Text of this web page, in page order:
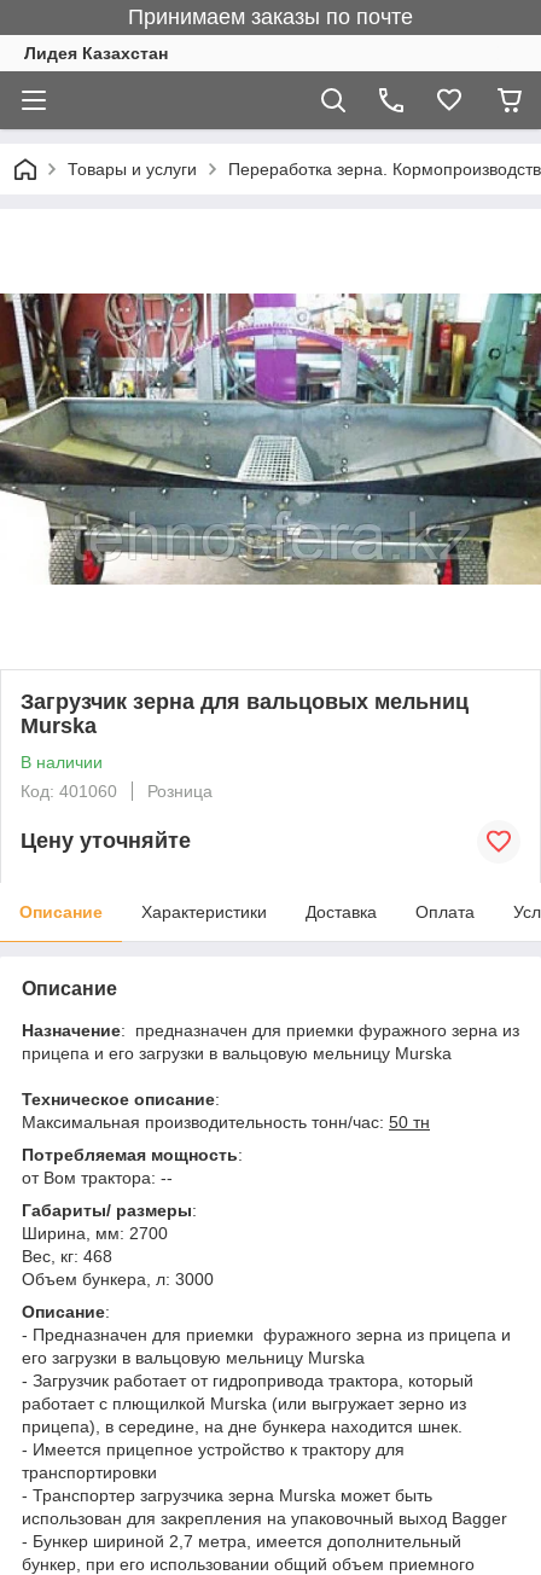
Принимаем заказы по почте
Лидея Казахстан
Товары и услуги Переработка зерна.
Загрузчик зерна для вальцовых мельниц
Murska
В наличии
Код: 401060
Розница
Цену уточняйте
Описание Характеристики Доставка Оплата
Описание
Назначение: предназначен для приемки фуражного зерна из
прицепа и его загрузки в вальцовую мельницу Murska
Техническое описание:
Максимальная производительность тонн/час: 50 тн
Потребляемая мощность:
от Вом трактора: --
Габариты/ размеры:
Ширина, мм: 2700
Вес, кг: 468
Объем бункера, л: 3000
Описание:
- Предназначен для приемки фуражного зерна из прицепа и
его загрузки в вальцовую мельницу Murska
- Загрузчик работает от гидропривода трактора, который
работает с плющилкой Murska (или выгружает зерно из
прицепа), в середине, на дне бункера находится шнек.
- Имеется прицепное устройство к трактору для
транспортировки
- Транспортер загрузчика зерна Murska может быть
использован для закрепления на упаковочный выход Bagger
- Бункер шириной 2,7 метра, имеется дополнительный
бункер, при его использовании общий объем приемного